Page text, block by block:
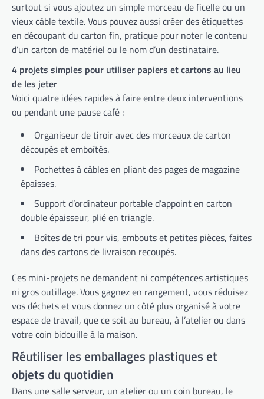
surtout si vous ajoutez un simple morceau de ficelle ou un
vieux câble textile. Vous pouvez aussi créer des étiquettes
en découpant du carton fin, pratique pour noter le contenu
d’un carton de matériel ou le nom d’un destinataire.
4 projets simples pour utiliser papiers et cartons au lieu
de les jeter
Voici quatre idées rapides à faire entre deux interventions
ou pendant une pause café :
Organiseur de tiroir avec des morceaux de carton
découpés et emboîtés.
Pochettes à câbles en pliant des pages de magazine
épaisses.
Support d’ordinateur portable d’appoint en carton
double épaisseur, plié en triangle.
Boîtes de tri pour vis, embouts et petites pièces, faites
dans des cartons de livraison recoupés.
Ces mini-projets ne demandent ni compétences artistiques
ni gros outillage. Vous gagnez en rangement, vous réduisez
vos déchets et vous donnez un côté plus organisé à votre
espace de travail, que ce soit au bureau, à l’atelier ou dans
votre coin bidouille à la maison.
Réutiliser les emballages plastiques et
objets du quotidien
Dans une salle serveur, un atelier ou un coin bureau, le